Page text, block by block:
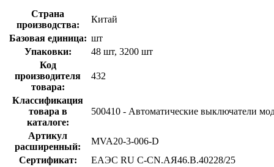
Страна
производства:
Китай
Базовая единица: шт
Упаковки:
48 шт, 3200 шт
Код
производителя
товара:
432
Классификация
товара в
каталоге:
500410 - Автоматические выключатели
Артикул
расширенный:
MVA20-3-006-D
Сертификат:
ЕАЭС RU С-CN.АЯ46.В.40228/25